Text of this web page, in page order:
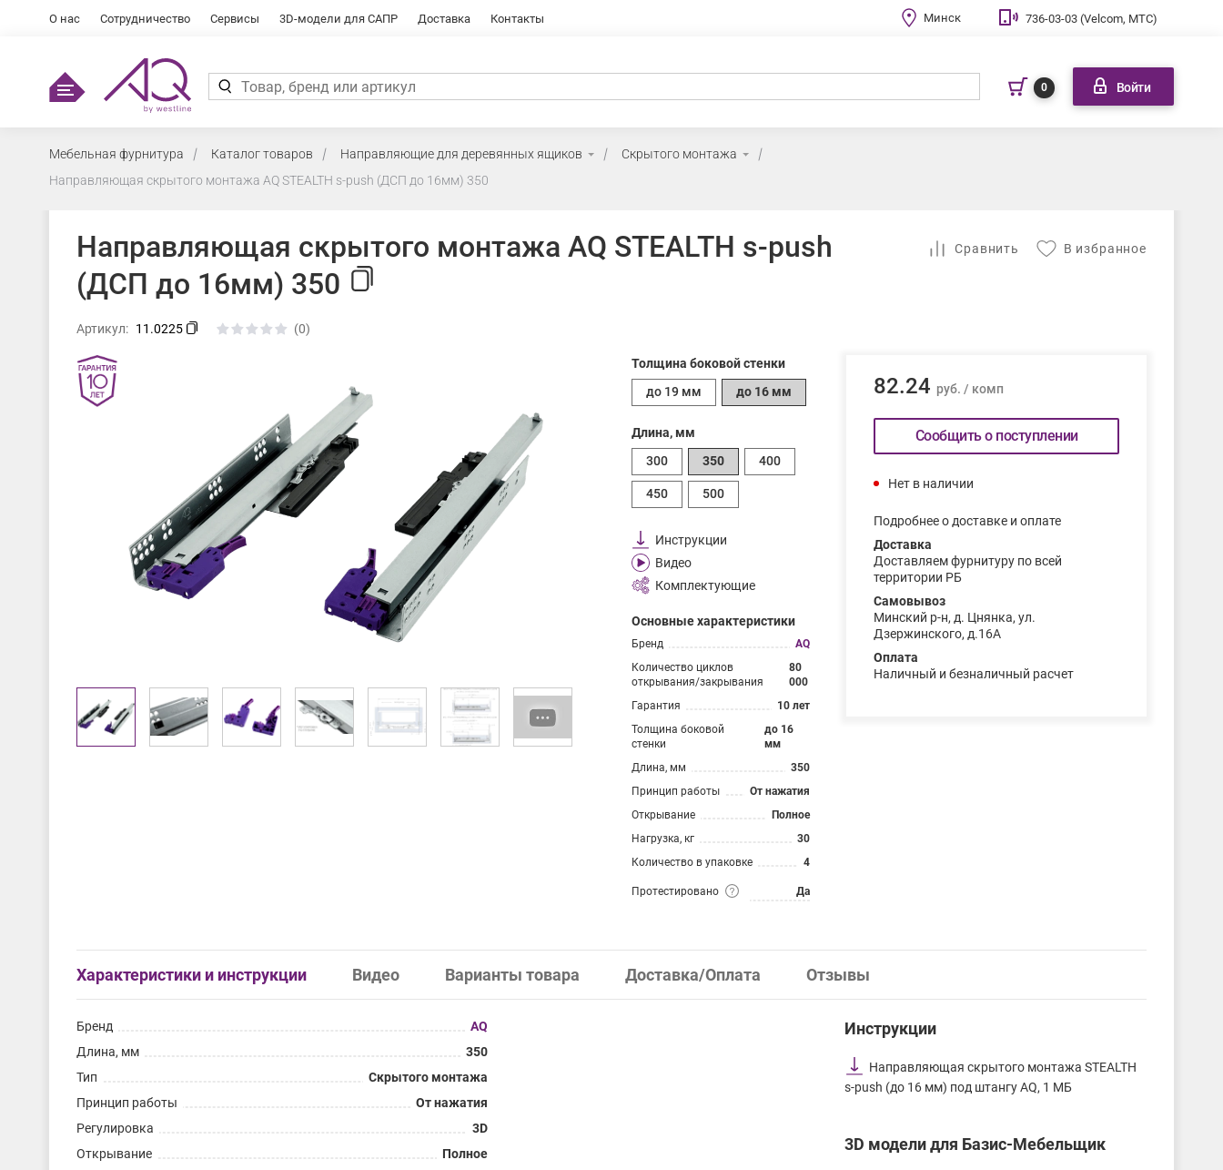
О нас Сотрудничество Сервисы 3D-модели для САПР Доставка Контакты Минск 736-03-03 (Velcom, МТС)
0 Войти
Мебельная фурнитура Каталог товаров Направляющие для деревянных ящиков
Скрытого монтажа
Направляющая скрытого монтажа AQ STEALTH s-push (ДСП до 16мм) 350
Направляющая скрытого монтажа AQ STEALTH s-push
(ДСП до 16мм) 350
Артикул: 11.0225 (0)
В избранное
Cравнить
Толщина боковой стенки
до 19 мм
до 16 мм
Длина, мм
300
350 400
450 500
Инструкции
Видео
Комплектующие
Основные характеристики
Бренд
AQ
Количество циклов
открывания/закрывания
80
000
Гарантия
10 лет
Толщина боковой
стенки
до 16
мм
Длина, мм
350
Принцип работы
От нажатия
Открывание
Полное
Нагрузка, кг
30
Количество в упаковке
4
Протестировано Да
82.24 руб. / комп
Сообщить о поступлении
Нет в наличии
Подробнее о доставке и оплате
Доставка
Доставляем фурнитуру по всей
территории РБ
Самовывоз
Минский р-н, д. Цнянка, ул.
Дзержинского, д.16А
Оплата
Наличный и безналичный расчет
Характеристики и инструкции Видео Варианты товара Доставка/Оплата Отзывы
Бренд
AQ
Длина, мм
350
Тип
Скрытого монтажа
Принцип работы
От нажатия
Регулировка
3D
Открывание
Полное
Инструкции
Направляющая скрытого монтажа STEALTH
s-push (до 16 мм) под штангу AQ, 1 МБ
3D модели для Базис-Мебельщик